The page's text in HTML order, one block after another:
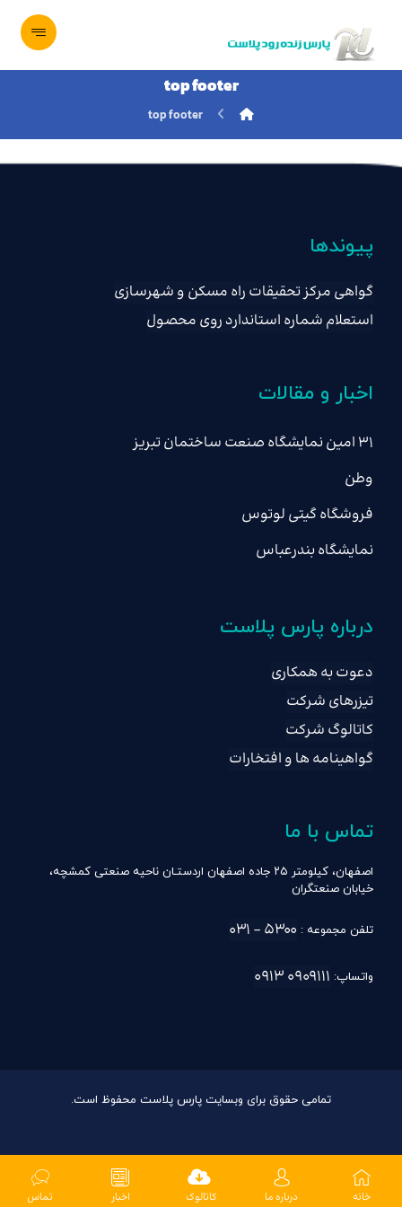
top footer
top footer
پیوندها
گواهی مرکز تحقیقات راه مسکن و شهرسازی
استعلام شماره استاندارد روی محصول
اخبار و مقالات
۳۱ امین نمایشگاه صنعت ساختمان تبریز
وطن
فروشگاه گیتی لوتوس
نمایشگاه بندرعباس
درباره پارس پلاست
دعوت به همکاری
تیزرهای شرکت
کاتالوگ شرکت
گواهینامه ها و افتخارات
تماس با ما
اصفهان، کیلومتر ۲۵ جاده اصفهان اردستـان ناحیه صنعتی کمشچه،
خیابان صنعتگران
تلفن مجموعه : ۵۳۰۰ – ۰۳۱
واتساپ: ۰۹۰۹۱۱۱ ۰۹۱۳
تمامی حقوق برای وبسایت پارس پلاست محفوظ است.
خانه درباره ما کاتالوک اخبار تماس